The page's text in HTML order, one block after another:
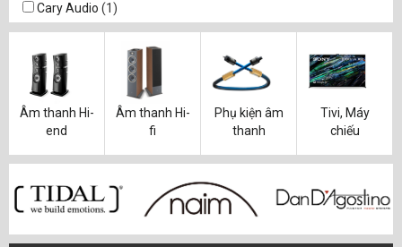
Cary Audio (1)
Lamm
McIntosh
Naim Audio
Rotel(3)
YBA(2)
Âm thanh Hi-
end
Âm thanh Hi-
fi
Phụ kiện âm
thanh
Tivi, Máy
chiếu